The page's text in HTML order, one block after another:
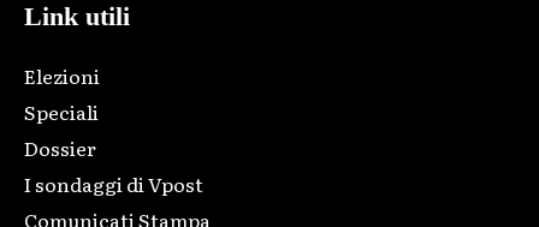
Link utili
Elezioni
Speciali
Dossier
I sondaggi di Vpost
Comunicati Stampa